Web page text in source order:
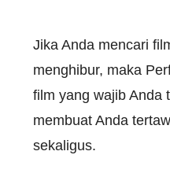
Jika Anda mencari
menghibur, maka
film yang wajib Anda
membuat Anda
sekaligus.